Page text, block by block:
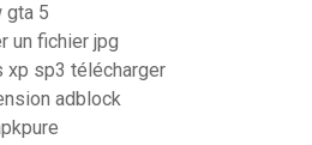
gta 5
un fichier jpg
xp sp3 télécharger
adblock